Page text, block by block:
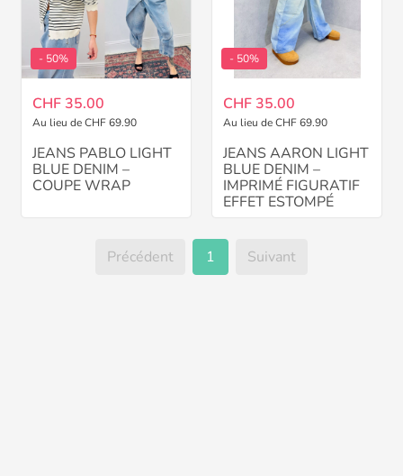
- 50%
CHF 35.00
Au lieu de CHF 69.90
JEANS PABLO LIGHT
BLUE DENIM –
COUPE WRAP
- 50%
CHF 35.00
Au lieu de CHF 69.90
JEANS AARON LIGHT
BLUE DENIM –
IMPRIMÉ FIGURATIF
EFFET ESTOMPÉ
Précédent 1 Suivant